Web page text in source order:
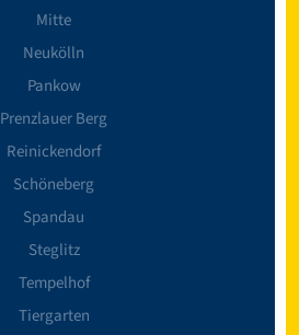
Mitte
Neukölln
Pankow
Prenzlauer Berg
Reinickendorf
Schöneberg
Spandau
Steglitz
Tempelhof
Tiergarten